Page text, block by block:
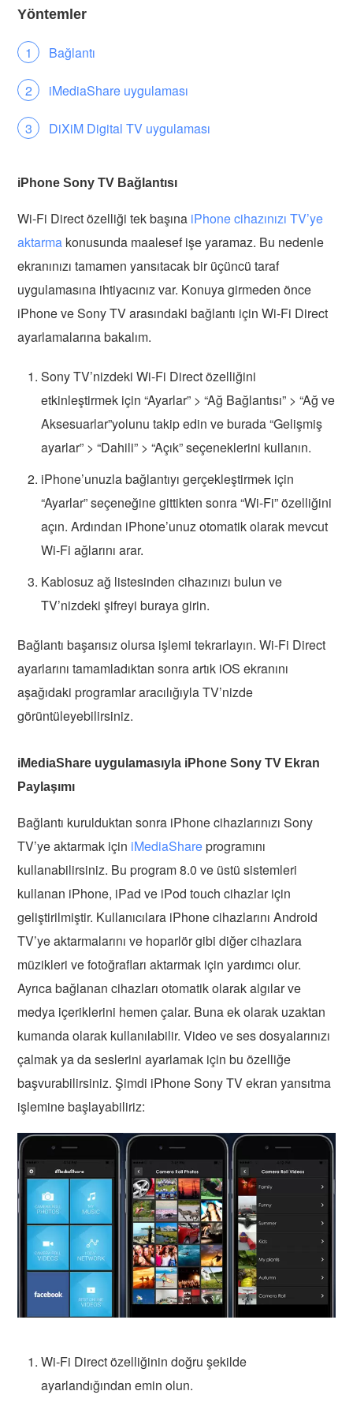
Yöntemler
Bağlantı
iMediaShare uygulaması
DiXiM Digital TV uygulaması
iPhone Sony TV Bağlantısı
Wi-Fi Direct özelliği tek başına iPhone cihazınızı TV’ye
aktarma konusunda maalesef işe yaramaz. Bu nedenle
ekranınızı tamamen yansıtacak bir üçüncü taraf
uygulamasına ihtiyacınız var. Konuya girmeden önce
iPhone ve Sony TV arasındaki bağlantı için Wi-Fi Direct
ayarlamalarına bakalım.
Sony TV’nizdeki Wi-Fi Direct özelliğini
etkinleştirmek için “Ayarlar” > “Ağ Bağlantısı” > “Ağ ve
Aksesuarlar”yolunu takip edin ve burada “Gelişmiş
ayarlar” > “Dahili” > “Açık” seçeneklerini kullanın.
iPhone’unuzla bağlantıyı gerçekleştirmek için
“Ayarlar” seçeneğine gittikten sonra “Wi-Fi” özelliğini
açın. Ardından iPhone’unuz otomatik olarak mevcut
Wi-Fi ağlarını arar.
Kablosuz ağ listesinden cihazınızı bulun ve
TV’nizdeki şifreyi buraya girin.
Bağlantı başarısız olursa işlemi tekrarlayın. Wi-Fi Direct
ayarlarını tamamladıktan sonra artık iOS ekranını
aşağıdaki programlar aracılığıyla TV’nizde
görüntüleyebilirsiniz.
iMediaShare uygulamasıyla iPhone Sony TV Ekran
Paylaşımı
Bağlantı kurulduktan sonra iPhone cihazlarınızı Sony
TV’ye aktarmak için iMediaShareprogramını
kullanabilirsiniz. Bu program 8.0 ve üstü sistemleri
kullanan iPhone, iPad ve iPod touch cihazlar için
geliştirilmiştir. Kullanıcılara iPhone cihazlarını Android
TV’ye aktarmalarını ve hoparlör gibi diğer cihazlara
müzikleri ve fotoğrafları aktarmak için yardımcı olur.
Ayrıca bağlanan cihazları otomatik olarak algılar ve
medya içeriklerini hemen çalar. Buna ek olarak uzaktan
kumanda olarak kullanılabilir. Video ve ses dosyalarınızı
çalmak ya da seslerini ayarlamak için bu özelliğe
başvurabilirsiniz. Şimdi iPhone Sony TV ekran yansıtma
işlemine başlayabiliriz:
Wi-Fi Direct özelliğinin doğru şekilde
ayarlandığından emin olun.